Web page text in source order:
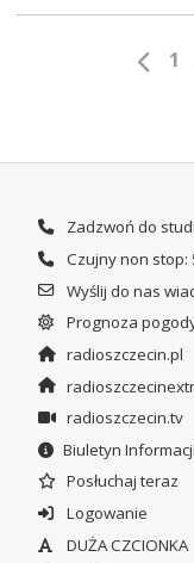
1
Zadzwoń do
Czujny non stop:
Wyślij do nas
Prognoza
radioszczecin.pl
radioszczecin.tv
Biuletyn
Posłuchaj teraz
Logowanie
DUŻA CZCIONKA